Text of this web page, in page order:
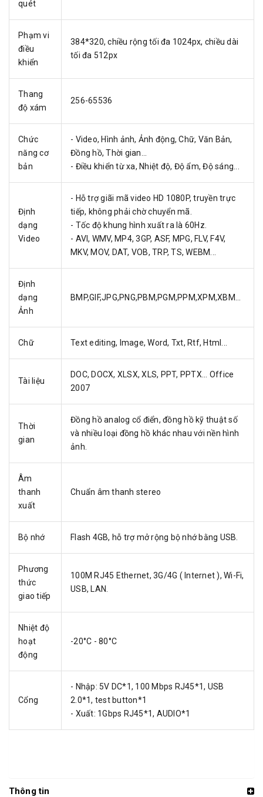
quét
Phạm vi
điều
khiển
384*320, chiều rộng tối đa 1024px, chiều dài
tối đa 512px
Thang
độ xám
256-65536
Chức
năng cơ
bản
- Video, Hình ảnh, Ảnh động, Chữ, Văn Bản,
Đồng hồ, Thời gian...
- Điều khiển từ xa, Nhiệt độ, Độ ẩm, Độ sáng...
Định
dạng
Video
- Hỗ trợ giãi mã video HD 1080P, truyền trực
tiếp, không phải chờ chuyển mã.
- Tốc độ khung hình xuất ra là 60Hz.
- AVI, WMV, MP4, 3GP, ASF, MPG, FLV, F4V,
MKV, MOV, DAT, VOB, TRP, TS, WEBM...
Định
dạng
Ảnh
BMP,GIF,JPG,PNG,PBM,PGM,PPM,XPM,XBM...
Chữ Text editing, Image, Word, Txt, Rtf, Html...
Tài liệu
DOC, DOCX, XLSX, XLS, PPT, PPTX... Office
2007
Thời
gian
Đồng hồ analog cổ điển, đồng hồ kỹ thuật số
và nhiều loại đồng hồ khác nhau với nền hình
ảnh.
Âm
thanh
xuất
Chuẩn âm thanh stereo
Bộ nhớ Flash 4GB, hỗ trợ mở rộng bộ nhớ bằng USB.
Phương
thức
giao tiếp
100M RJ45 Ethernet, 3G/4G ( Internet ), Wi-Fi,
USB, LAN.
Nhiệt độ
hoạt
động
-20°C - 80°C
Cổng
- Nhập: 5V DC*1, 100 Mbps RJ45*1, USB
2.0*1, test button*1
- Xuất: 1Gbps RJ45*1, AUDIO*1
Thông tin